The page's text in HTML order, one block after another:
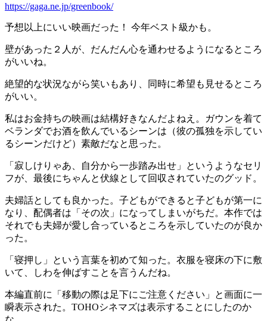
https://gaga.ne.jp/greenbook/
予想以上にいい映画だった！ 今年ベスト級かも。
壁があった２人が、だんだん心を通わせるようになるところ
がいいね。
絶望的な状況ながら笑いもあり、同時に希望も見せるところ
がいい。
私はお金持ちの映画は結構好きなんだよねえ。ガウンを着て
ベランダでお酒を飲んでいるシーンは（彼の孤独を示してい
るシーンだけど）素敵だなと思った。
「寂しけりゃあ、自分から一歩踏み出せ」というようなセリ
フが、最後にちゃんと伏線として回収されていたのグッド。
夫婦話としても良かった。子どもができると子どもが第一に
なり、配偶者は「その次」になってしまいがちだ。本作では
それでも夫婦が愛し合っているところを示していたのが良か
った。
「寝押し」という言葉を初めて知った。衣服を寝床の下に敷
いて、しわを伸ばすことを言うんだね。
本編直前に「移動の際は足下にご注意ください」と画面に一
瞬表示された。TOHOシネマズは表示することにしたのか